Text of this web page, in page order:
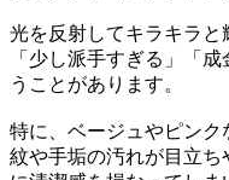
光を反射してキラキラ
「少し派手すぎる」「
うことがあります。
特に、ベージュやピン
紋や手垢の汚れが目立